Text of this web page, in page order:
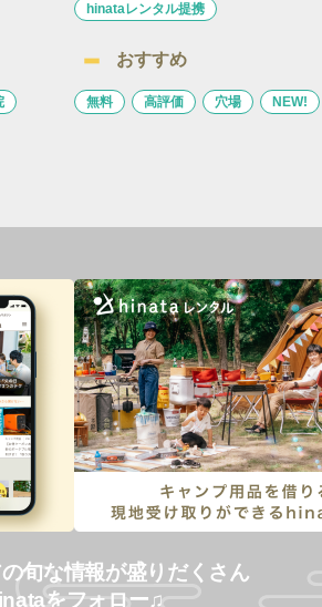
hinataレンタル提携
おすすめ
無料 高評価 穴場 NEW!
旬な情報が盛りだくさん
をフォロー♫